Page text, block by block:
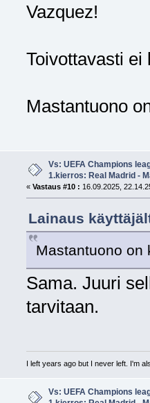
Vazquez!
Toivottavasti ei
Mastantuono
Vs: UEFA Champions
1.kierros: Real Madrid -
« Vastaus #10 : 16.09.2025,
Lainaus
Mastantuono
Sama. Juuri
tarvitaan.
I left years ago but I never left. I'm
Vs: UEFA Champions